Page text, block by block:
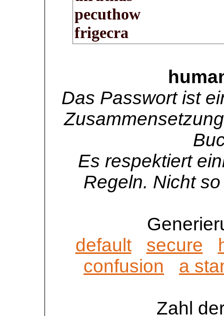
Das Passwort ist
Es respektiert
Regeln. Nicht
default
secure
confusion
a
Zahl